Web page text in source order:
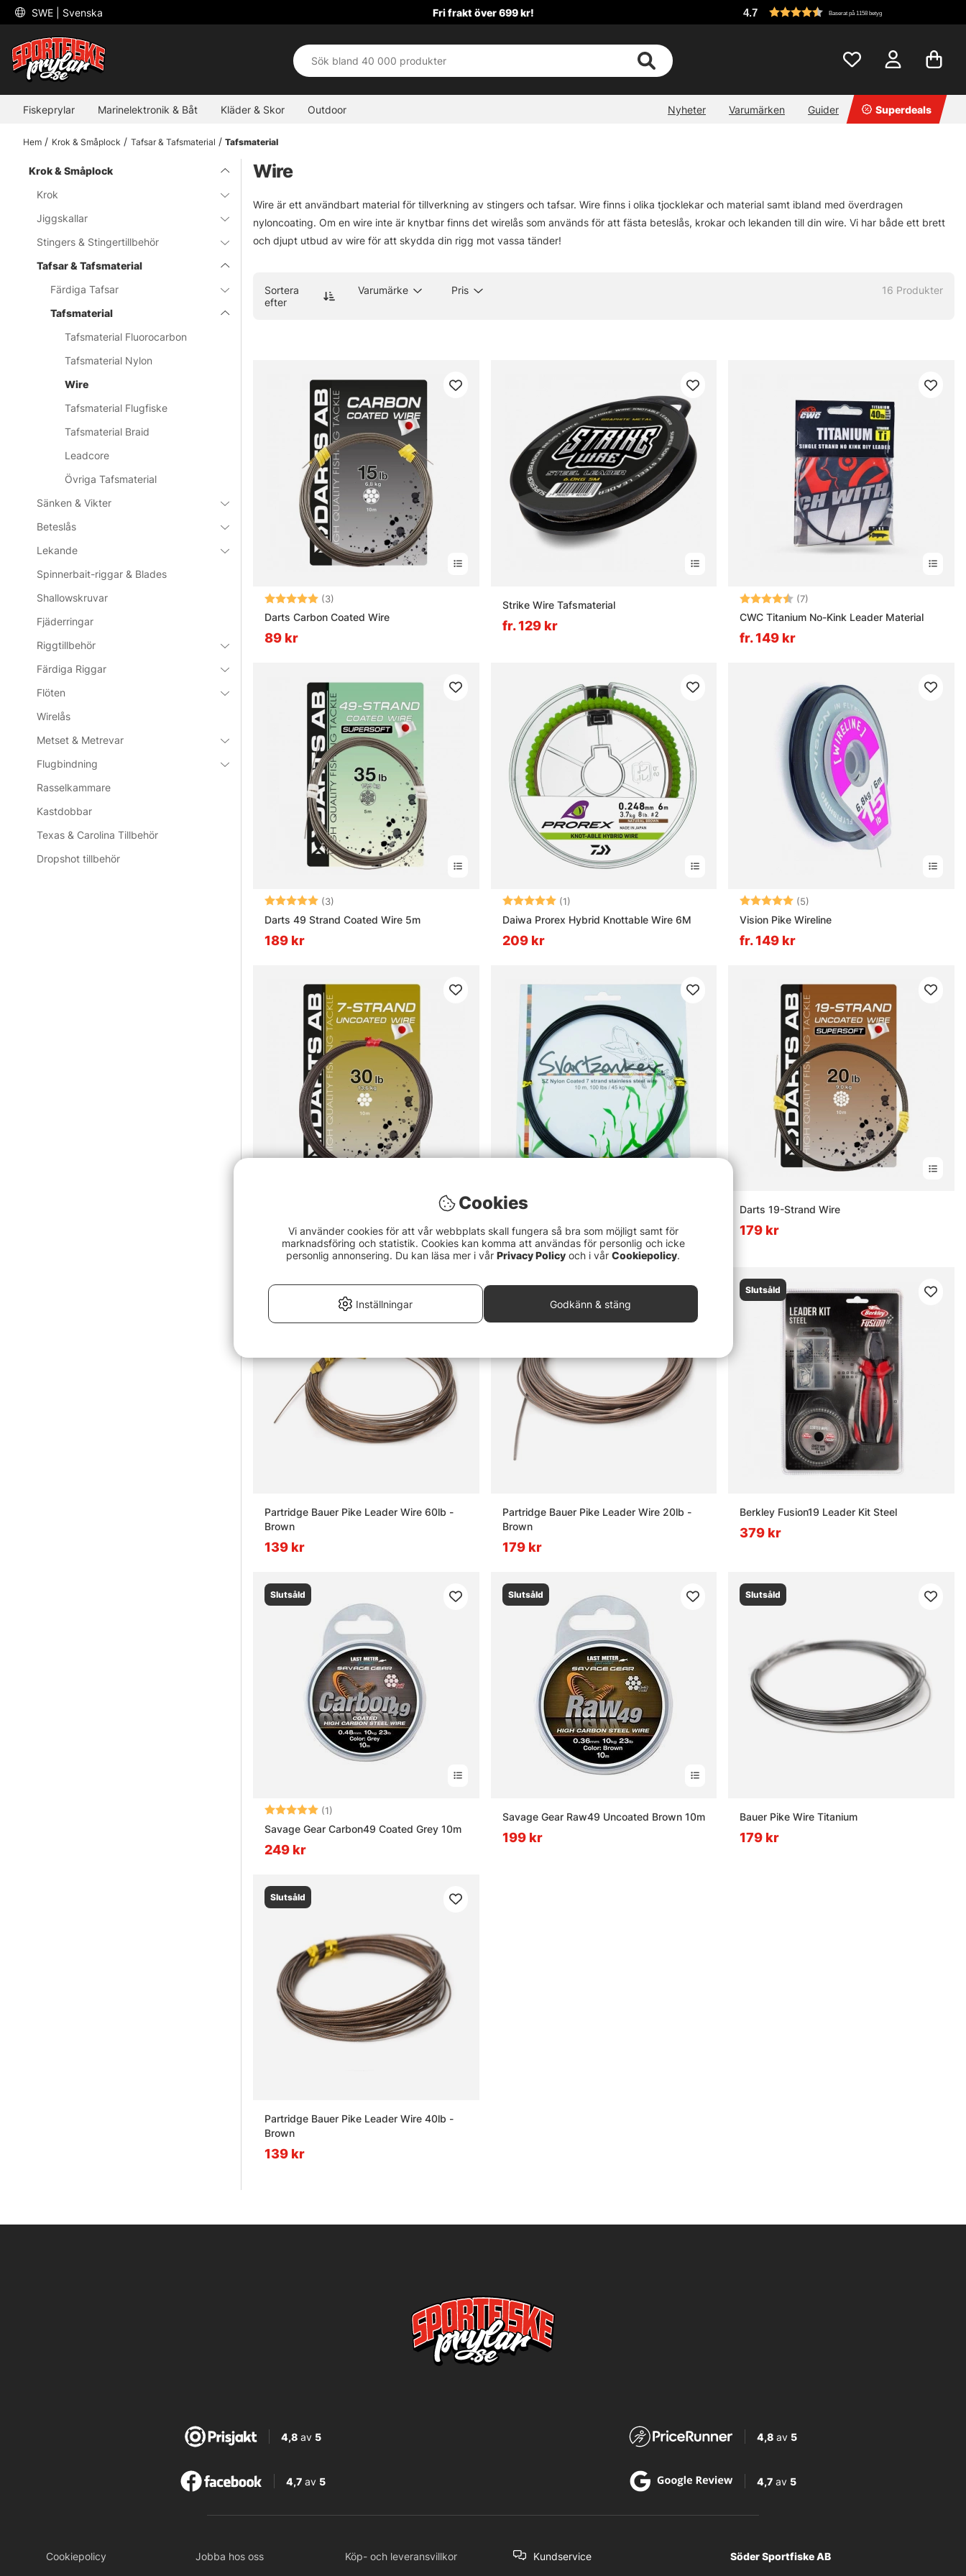
SWE | Svenska Fri frakt över 699 kr! 4.7 Baserat på 1158 betyg
Fiskeprylar Marinelektronik & Båt Kläder & Skor Outdoor Nyheter Varumärken Guider Superdeals
Hem Krok & Småplock Tafsar & Tafsmaterial Tafsmaterial
Krok & Småplock
Krok
Jiggskallar
Stingers & Stingertillbehör
Tafsar & Tafsmaterial
Färdiga Tafsar
Tafsmaterial
Tafsmaterial Fluorocarbon
Tafsmaterial Nylon
Wire
Tafsmaterial Flugfiske
Tafsmaterial Braid
Leadcore
Övriga Tafsmaterial
Sänken & Vikter
Beteslås
Lekande
Spinnerbait-riggar & Blades
Shallowskruvar
Fjäderringar
Riggtillbehör
Färdiga Riggar
Flöten
Wirelås
Metset & Metrevar
Flugbindning
Rasselkammare
Kastdobbar
Texas & Carolina Tillbehör
Dropshot tillbehör
Wire
Wire är ett användbart material för tillverkning av stingers och tafsar. Wire finns i olika tjocklekar och material samt ibland med överdragen
nyloncoating. Om en wire inte är knytbar finns det wirelås som används för att fästa beteslås, krokar och lekanden till din wire. Vi har både ett brett
och djupt utbud av wire för att skydda din rigg mot vassa tänder!
Sortera
efter
Varumärke Pris 16 Produkter
Betyg: (3)
Darts Carbon Coated Wire
89 kr
Strike Wire Tafsmaterial
fr. 129 kr
Betyg: (7)
CWC Titanium No-Kink Leader Material
fr. 149 kr
Betyg: (3)
Darts 49 Strand Coated Wire 5m
189 kr
Betyg: (1)
Daiwa Prorex Hybrid Knottable Wire 6M
209 kr
Betyg: (5)
Vision Pike Wireline
fr. 149 kr
79 kr
Betyg:
69 kr
Darts 19-Strand Wire
179 kr
Partridge Bauer Pike Leader Wire 60lb -
Brown
139 kr
Partridge Bauer Pike Leader Wire 20lb -
Brown
179 kr
Slutsåld
Berkley Fusion19 Leader Kit Steel
379 kr
Slutsåld
Betyg: (1)
Savage Gear Carbon49 Coated Grey 10m
249 kr
Slutsåld
Savage Gear Raw49 Uncoated Brown 10m
199 kr
Slutsåld
Bauer Pike Wire Titanium
179 kr
Slutsåld
Partridge Bauer Pike Leader Wire 40lb -
Brown
139 kr
4,8 av5 4,8av 5
4,7av 5 4,7av 5
Cookiepolicy Jobba hos oss Köp- och leveransvillkor Kundservice Söder Sportfiske AB
Cookies
Vi använder cookies för att vår webbplats skall fungera så bra som möjligt samt för
marknadsföring och statistik. Cookies kan komma att användas för personlig och icke
personlig annonsering. Du kan läsa mer i vår Privacy Policy och i vår Cookiepolicy.
Inställningar Godkänn & stäng